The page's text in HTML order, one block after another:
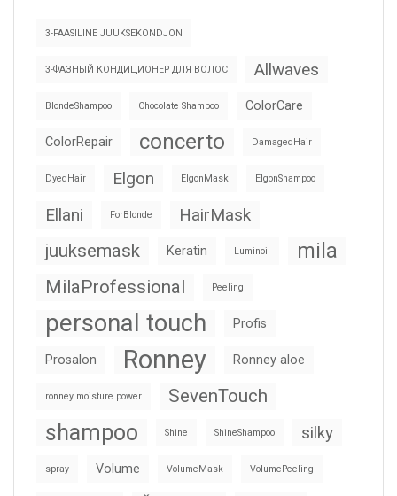
3-FAASILINE JUUKSEKONDJON
3-ФАЗНЫЙ КОНДИЦИОНЕР ДЛЯ ВОЛОС Allwaves
BlondeShampoo Chocolate Shampoo ColorCare
ColorRepair concerto DamagedHair
DyedHair Elgon ElgonMask ElgonShampoo
Ellani ForBlonde HairMask
juuksemask Keratin Luminoil mila
MilaProfessional Peeling
personal touch Profis
Prosalon Ronney Ronney aloe
ronney moisture power SevenTouch
shampoo Shine ShineShampoo silky
spray Volume VolumeMask VolumePeeling